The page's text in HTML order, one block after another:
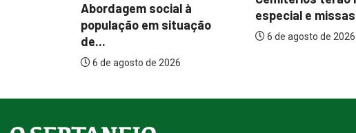
especial e missas no...
6 de agosto de 2026
Itamar questiona
mudanças em
assistenciais da...